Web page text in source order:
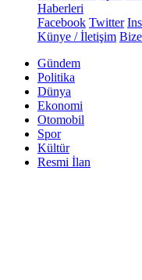
Haberleri
Facebook Twitter
Künye / İletişim
Gündem
Politika
Dünya
Ekonomi
Otomobil
Spor
Kültür
Resmi İlan